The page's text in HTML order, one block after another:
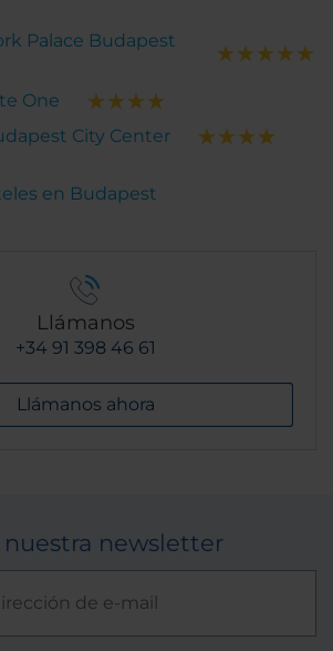
Palace Budapest
One
City Center
en Budapest
Llámanos
+34 91 398 46 61
Llámanos ahora
nuestra newsletter